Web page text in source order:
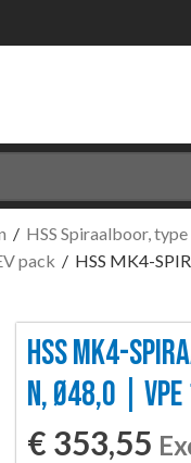
/ HSS Spiraalboor,
pack / HSS MK4-
HSS MK4-
N, Ø48,0 | VPE
€ 353,55